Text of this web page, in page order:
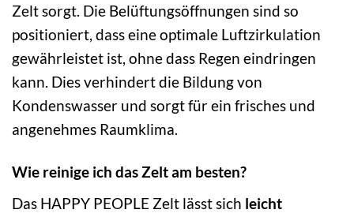
Zelt sorgt. Die Belüftungsöffnungen sind so
positioniert, dass eine optimale Luftzirkulation
gewährleistet ist, ohne dass Regen eindringen
kann. Dies verhindert die Bildung von
Kondenswasser und sorgt für ein frisches und
angenehmes Raumklima.
Wie reinige ich das Zelt am besten?
Das HAPPY PEOPLE Zelt lässt sich leicht